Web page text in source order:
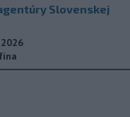
Slovenskej